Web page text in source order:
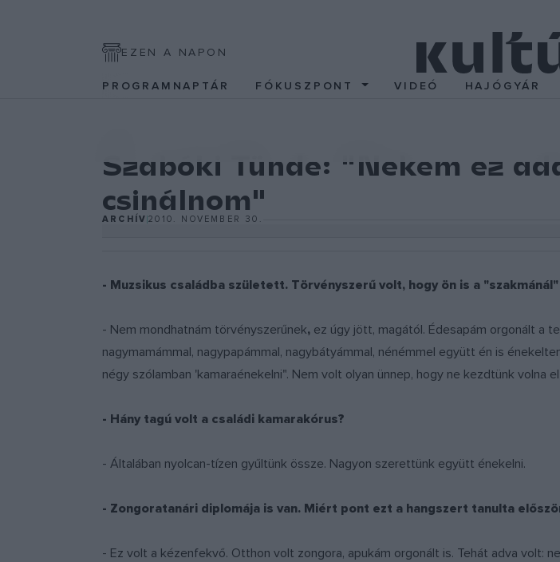
EZEN A NAPON
PROGRAMNAPTÁR FÓKUSZPONT VIDEÓ HAJÓGYÁR
Szabóki Tünde: "Nekem ez
csinálnom"
ARCHÍV2010. NOVEMBER 30.
- Muzsikus családba született. Törvényszerű volt, hogy ön is a "szakmánál"
- Nem mondhatnám törvényszerűnek, ez úgy jött, magától. Édesapám orgonált a
nagymamámmal, nagypapámmal, nagybátyámmal, nénémmel együtt én is
négy szólamban 'kamaraénekelni". Nem volt olyan ünnep, hogy ne kezdtünk volna
- Hány tagú volt a családi kamarakórus?
- Általában nyolcan-tízen gyűltünk össze. Nagyon szerettünk együtt énekelni.
- Zongoratanári diplomája is van. Miért pont ezt a hangszert tanulta
- Ez volt a kézenfekvő. Otthon volt zongora, apukám orgonált is. Tehát adva volt: